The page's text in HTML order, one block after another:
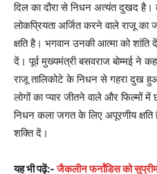
दिल का दौरा से निधन अत्यंत दुखद
लोकप्रियता अर्जित करने वाले राजू का
क्षति है। भगवान उनकी आत्मा को
दें। पूर्व मुख्यमंत्री बसवराज बोम्मई ने
राजू तालिकोटे के निधन से गहरा दुख
लोगों का प्यार जीतने वाले और फिल्मों
निधन कला जगत के लिए अपूरणीय
शक्ति दें।
यह भी पढ़ें:-जैकलीन फर्नांडिस को